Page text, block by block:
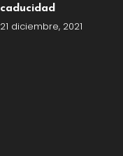
caducidad
21 diciembre, 2021